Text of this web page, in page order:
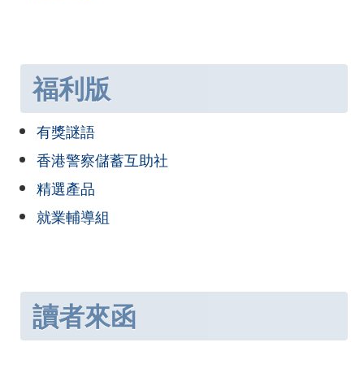
福利版
有獎謎語
香港警察儲蓄互助社
精選產品
就業輔導組
讀者來函